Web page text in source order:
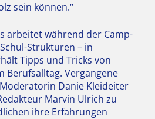
sein können.“
arbeitet während der Camp-
Strukturen – in
Tipps und Tricks von
Berufsalltag. Vergangene
Danie Kleideiter
Marvin Ulrich zu
ihre Erfahrungen